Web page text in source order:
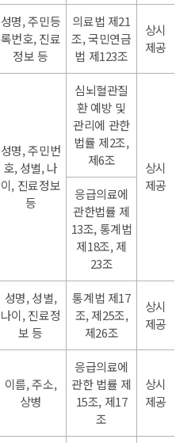
성명, 주민등
록번호, 진료
정보 등
의료법 제21
조, 국민연금
법 제123조
상시
제공
성명, 주민번
호, 성별, 나
이, 진료정보
등
심뇌혈관질
환 예방 및
관리에 관한
법률 제2조,
제6조
상시
제공
응급의료에
관한법률 제
13조, 통계법
제18조, 제
23조
성명, 성별,
나이, 진료정
보 등
통계법 제17
조, 제25조,
제26조
상시
제공
이름, 주소,
상병
응급의료에
관한 법률 제
15조, 제17
조
상시
제공